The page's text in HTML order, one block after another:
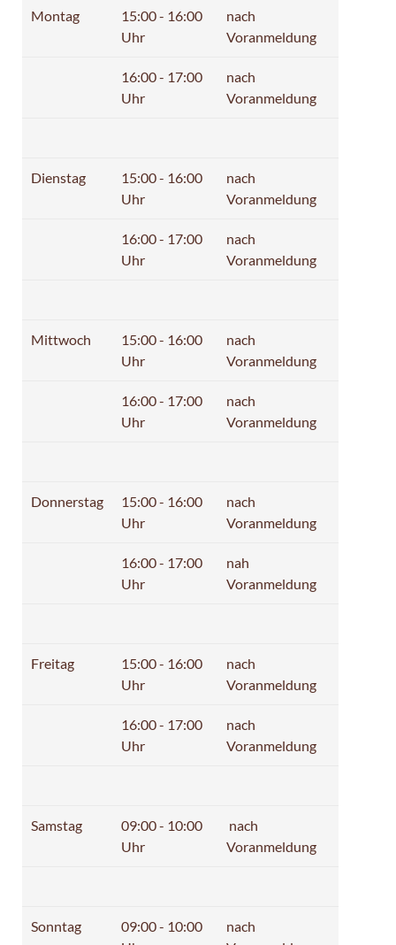
Montag
15:00 - 16:00
Uhr
nach
Voranmeldung
16:00 - 17:00
Uhr
nach
Voranmeldung
Dienstag
15:00 - 16:00
Uhr
nach
Voranmeldung
16:00 - 17:00
Uhr
nach
Voranmeldung
Mittwoch
15:00 - 16:00
Uhr
nach
Voranmeldung
16:00 - 17:00
Uhr
nach
Voranmeldung
Donnerstag
15:00 - 16:00
Uhr
nach
Voranmeldung
16:00 - 17:00
Uhr
nah
Voranmeldung
Freitag
15:00 - 16:00
Uhr
nach
Voranmeldung
16:00 - 17:00
Uhr
nach
Voranmeldung
Samstag
09:00 - 10:00
Uhr
nach
Voranmeldung
Sonntag
09:00 - 10:00
nach